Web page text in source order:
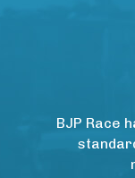
BJP Race